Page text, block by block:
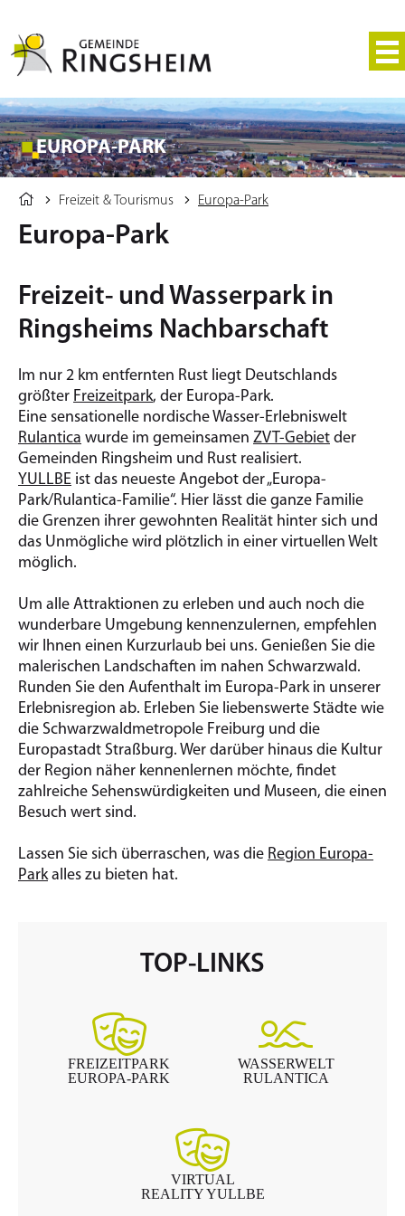
EUROPA-PARK
Freizeit & Tourismus Europa-Park
Europa-Park
Freizeit- und Wasserpark in
Ringsheims Nachbarschaft
Im nur 2 km entfernten Rust liegt Deutschlands
größter Freizeitpark, der Europa-Park.
Eine sensationelle nordische Wasser-Erlebniswelt
Rulantica wurde im gemeinsamen ZVT-Gebiet der
Gemeinden Ringsheim und Rust realisiert.
YULLBE ist das neueste Angebot der „Europa-
Park/Rulantica-Familie“. Hier lässt die ganze Familie
die Grenzen ihrer gewohnten Realität hinter sich und
das Unmögliche wird plötzlich in einer virtuellen Welt
möglich.
Um alle Attraktionen zu erleben und auch noch die
wunderbare Umgebung kennenzulernen, empfehlen
wir Ihnen einen Kurzurlaub bei uns. Genießen Sie die
malerischen Landschaften im nahen Schwarzwald.
Runden Sie den Aufenthalt im Europa-Park in unserer
Erlebnisregion ab. Erleben Sie liebenswerte Städte wie
die Schwarzwaldmetropole Freiburg und die
Europastadt Straßburg. Wer darüber hinaus die Kultur
der Region näher kennenlernen möchte, findet
zahlreiche Sehenswürdigkeiten und Museen, die einen
Besuch wert sind.
Lassen Sie sich überraschen, was die Region Europa-
Parkalles zu bieten hat.
TOP-LINKS
FREIZEITPARK
EUROPA-PARK
WASSERWELT
RULANTICA
VIRTUAL
REALITY YULLBE